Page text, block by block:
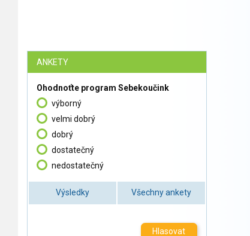
ANKETY
Ohodnoťte program Sebekoučink
výborný
velmi dobrý
dobrý
dostatečný
nedostatečný
Výsledky Všechny ankety
Hlasovat